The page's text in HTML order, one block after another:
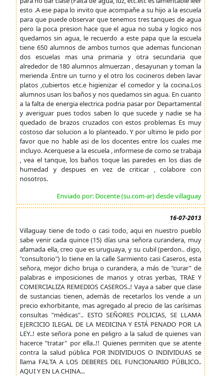
esto .A ese papa lo invito que acompañe a su hijo a la escuela
para que puede observar que tenemos tres tanques de agua
pero la poca presion hace que el agua no suba y logico nos
quedamos sin agua, le recuerdo a este papa que la escuela
tiene 650 alumnos de ambos turnos que ademas funcionan
dos escuelas mas una primaria y otra secundaria que
alrededor de 180 alumnos almuerzan , desayunan y toman la
merienda .Entre un turno y el otro los cocineros deben lavar
platos ,cubiertos etc.e higienizar el comedor y la cocina.Los
alumnos usan los baños y nos quedamos sin agua. En cuanto
a la falta de energia electrica podria pasar por Departamental
y averiguar pues todos saben lo que sucede y nadie se ha
quedado de brazos cruzados con estos problemas Es muy
costoso dar solucion a lo planteado. Y por ultimo le pido por
favor que no hable asi de los docentes entre los cuales me
incluyo. Acerquese a la escuela , informese de como se trabaja
, vea el tanque, los baños toque las paredes en los dias de
humedad y despues en vez de criticar , colabore con
nosotros.
Enviado por: Docente (su.com-ar) desde villaguay
16-07-2013
Villaguay tiene de todo o casi todo, aqui en nuestro pueblo
sabe venir cada quince (15) días una señora curandera, muy
afamada ella, creo que es uruguaya, y su cubil (perdon.. digo,
"consultorio") lo tiene en la calle Sarmiento casi Caseros, esta
señora, mejor dicho bruja o curandera, a más de "curar" de
palabras e imposiciones de manos y otras yerbas, TRAE Y
COMERCIALIZA REMEDIOS CASEROS..! Vaya a saber que clase
de sustancias tienen, además de recetarlos los vende a un
precio exhorbitante, mas agregado al precio de las carísimas
consultas "médicas".. ESTO SEÑORES POLICIAS, SE LLAMA
EJERCICIO ILEGAL DE LA MEDICINA Y ESTÁ PENADO POR LA
LEY..! este señora pone en peligro a la salud de quienes van
hacerce "tratar" por ella..!! Quienes permiten que se atente
contra la salud pública POR INDIVIDUOS O INDIVIDUAS se
llama FALTA A LOS DEBERES DEL FUNCIONARIO PÚBLICO..
AQUI Y EN LA CHINA...